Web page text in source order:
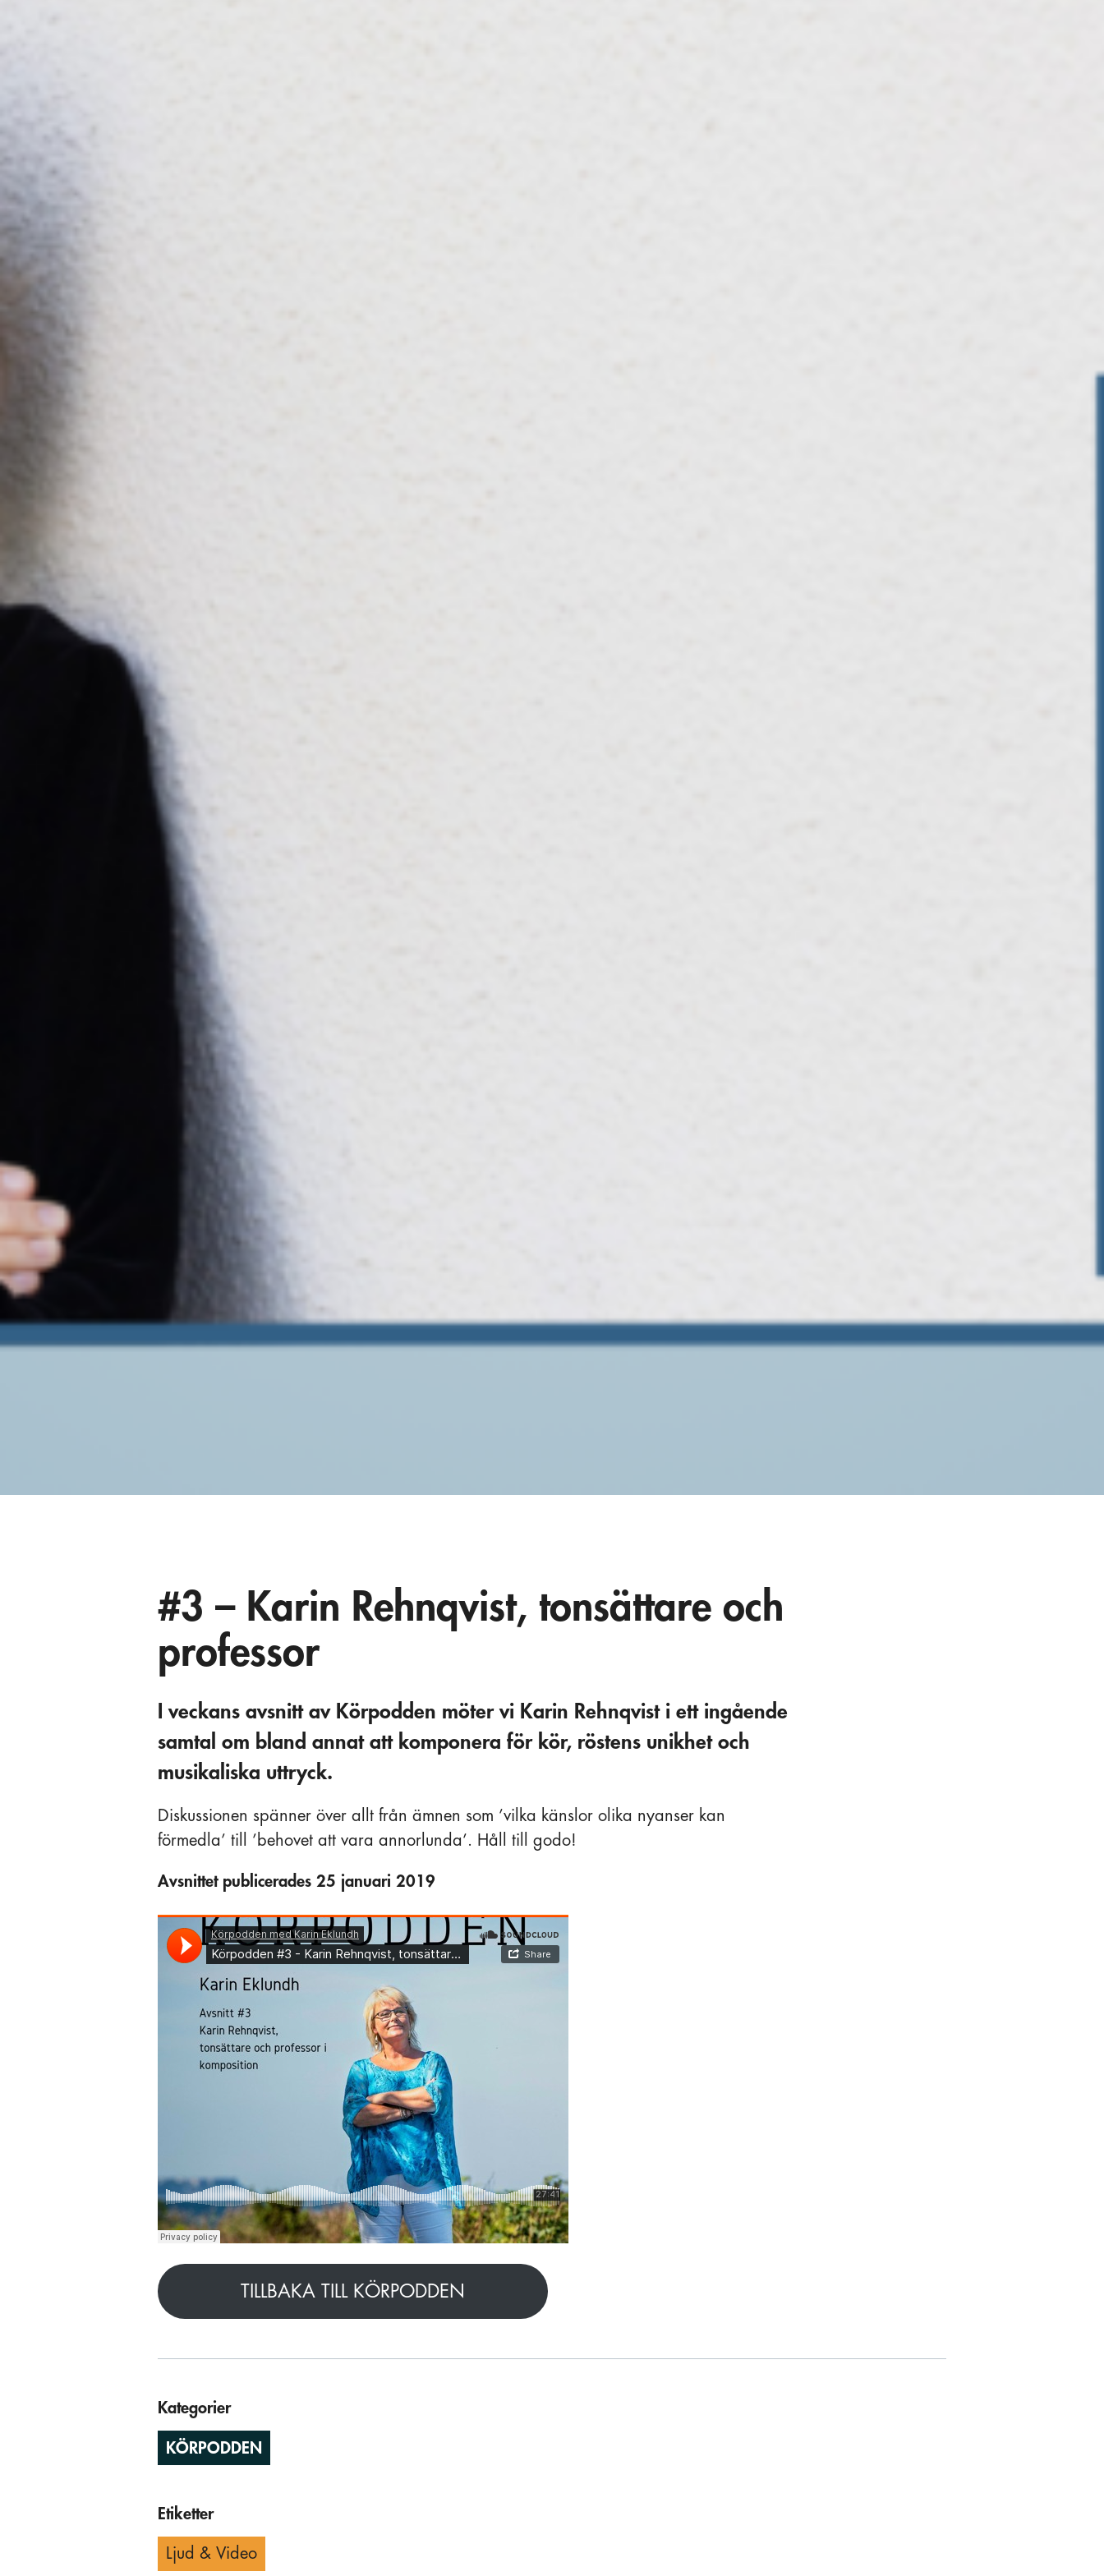
#3 – Karin Rehnqvist, tonsättare och
professor
I veckans avsnitt av Körpodden möter vi Karin Rehnqvist i ett ingående
samtal om bland annat att komponera för kör, röstens unikhet och
musikaliska uttryck.
Diskussionen spänner över allt från ämnen som ’vilka känslor olika nyanser kan
förmedla’ till ’behovet att vara annorlunda’. Håll till godo!
Avsnittet publicerades 25 januari 2019
TILLBAKA TILL KÖRPODDEN
Kategorier
KÖRPODDEN
Etiketter
Ljud & Video